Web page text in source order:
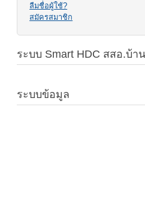
ลืมชื่อผู้ใช้?
สมัครสมาชิก
ระบบ Smart HDC สสอ.บ้า
ระบบข้อมูล